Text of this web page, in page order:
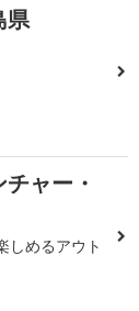
県
ャー・
しめるアウト